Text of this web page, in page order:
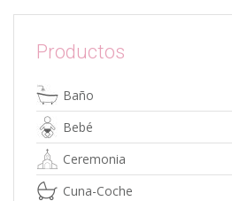
opciones
se
elegir
en
la
página
de
producto
Productos
Baño
Bebé
Ceremonia
Cuna-Coche